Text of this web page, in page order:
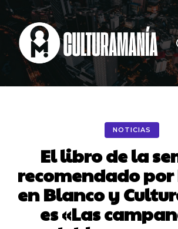
NOTICIAS
El libro de la
recomendado por
en Blanco y
es «Las